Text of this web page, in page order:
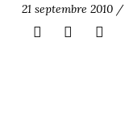
21 septembre 2010 /